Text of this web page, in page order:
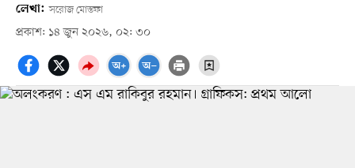
লেখা: সরোজ মোস্তফা
প্রকাশ: ১৪ জুন ২০২৬, ০২: ৩০